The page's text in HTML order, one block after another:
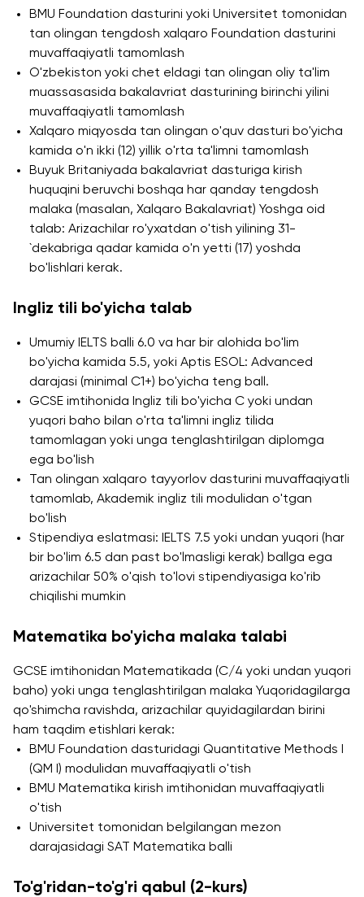
University of Reading
Queen Margaret University
Cambridge Dream
Ariza topshirish va tanlovda
ishtirok etish
BMU Foundation dasturini yoki Universitet tomonidan
tan olingan tengdosh xalqaro Foundation dasturini
muvaffaqiyatli tamomlash
O'zbekiston yoki chet eldagi tan olingan oliy ta'lim
muassasasida bakalavriat dasturining birinchi yilini
muvaffaqiyatli tamomlash
Xalqaro miqyosda tan olingan o'quv dasturi bo'yicha
kamida o'n ikki (12) yillik o'rta ta'limni tamomlash
Buyuk Britaniyada bakalavriat dasturiga kirish
huquqini beruvchi boshqa har qanday tengdosh
malaka (masalan, Xalqaro Bakalavriat) Yoshga oid
talab: Arizachilar ro'yxatdan o'tish yilining 31-
`dekabriga qadar kamida o'n yetti (17) yoshda
bo'lishlari kerak.
Ingliz tili bo'yicha talab
Umumiy IELTS balli 6.0 va har bir alohida bo'lim
bo'yicha kamida 5.5, yoki Aptis ESOL: Advanced
darajasi (minimal C1+) bo'yicha teng ball.
GCSE imtihonida Ingliz tili bo'yicha C yoki undan
yuqori baho bilan o'rta ta'limni ingliz tilida
tamomlagan yoki unga tenglashtirilgan diplomga
ega bo'lish
Tan olingan xalqaro tayyorlov dasturini muvaffaqiyatli
tamomlab, Akademik ingliz tili modulidan o'tgan
bo'lish
Stipendiya eslatmasi: IELTS 7.5 yoki undan yuqori (har
bir bo'lim 6.5 dan past bo'lmasligi kerak) ballga ega
arizachilar 50% o'qish to'lovi stipendiyasiga ko'rib
chiqilishi mumkin
Matematika bo'yicha malaka talabi
GCSE imtihonidan Matematikada (C/4 yoki undan yuqori
baho) yoki unga tenglashtirilgan malaka Yuqoridagilarga
qo'shimcha ravishda, arizachilar quyidagilardan birini
ham taqdim etishlari kerak:
BMU Foundation dasturidagi Quantitative Methods I
(QM I) modulidan muvaffaqiyatli o'tish
BMU Matematika kirish imtihonidan muvaffaqiyatli
o'tish
Universitet tomonidan belgilangan mezon
darajasidagi SAT Matematika balli
To'g'ridan-to'g'ri qabul (2-kurs)